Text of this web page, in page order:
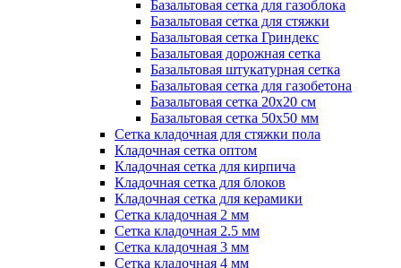
Базальтовая сетка для газоблока
Базальтовая сетка для стяжки
Базальтовая сетка Гриндекс
Базальтовая дорожная сетка
Базальтовая штукатурная сетка
Базальтовая сетка для газобетона
Базальтовая сетка 20x20 см
Базальтовая сетка 50x50 мм
Сетка кладочная для стяжки пола
Кладочная сетка оптом
Кладочная сетка для кирпича
Кладочная сетка для блоков
Кладочная сетка для керамики
Сетка кладочная 2 мм
Сетка кладочная 2.5 мм
Сетка кладочная 3 мм
Сетка кладочная 4 мм